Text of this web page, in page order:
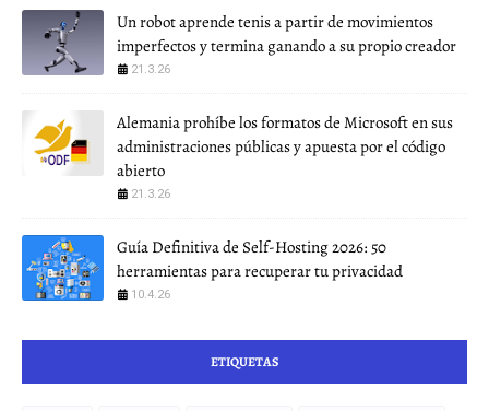
Un robot aprende tenis a partir de movimientos
imperfectos y termina ganando a su propio creador
21.3.26
Alemania prohíbe los formatos de Microsoft en sus
administraciones públicas y apuesta por el código
abierto
21.3.26
Guía Definitiva de Self-Hosting 2026: 50
herramientas para recuperar tu privacidad
10.4.26
ETIQUETAS